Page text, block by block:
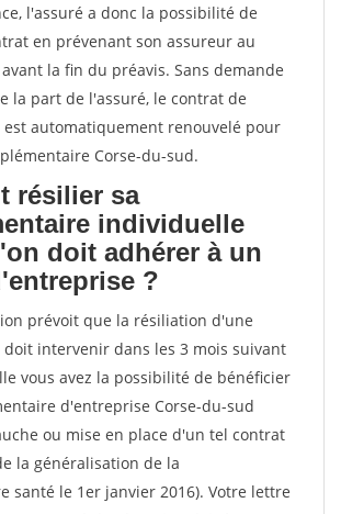
l'assuré a donc la possibilité de
en prévenant son assureur au
la fin du préavis. Sans demande
la part de l'assuré, le contrat de
automatiquement renouvelé pour
Corse-du-sud.
résilier sa
individuelle
doit adhérer à un
?
prévoit que la résiliation d'une
intervenir dans les 3 mois suivant
vous avez la possibilité de bénéficier
d'entreprise Corse-du-sud
ou mise en place d'un tel contrat
la généralisation de la
santé le 1er janvier 2016). Votre lettre